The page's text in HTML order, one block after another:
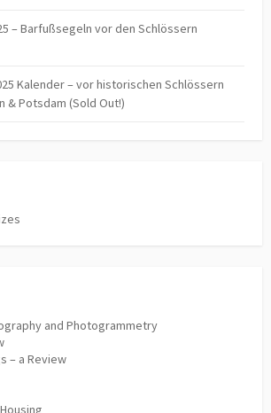
– Barfußsegeln vor den Schlössern
Kalender – vor historischen Schlössern
& Potsdam (Sold Out!)
and Photogrammetry
– a Review